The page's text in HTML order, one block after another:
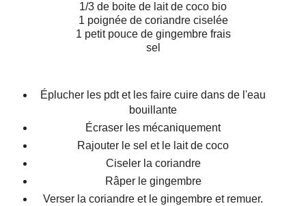
1/3 de boite de lait de coco bio
1 poignée de coriandre ciselée
1 petit pouce de gingembre frais
sel
Éplucher les pdt et les faire cuire dans de l'eau
bouillante
Écraser les mécaniquement
Rajouter le sel et le lait de coco
Ciseler la coriandre
Râper le gingembre
Verser la coriandre et le gingembre et remuer.